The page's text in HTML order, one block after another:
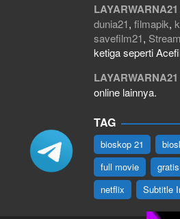
LAYARWARNA21
dunia21, filmapik,
savefilm21,
ketiga seperti
LAYARWARNA21
online lainnya.
TAG
bioskop 21
full movie
gratis
netflix
Subtitle